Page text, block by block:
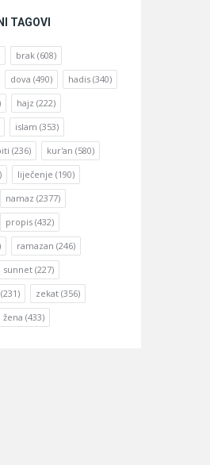
TAGOVI
brak (608)
dova (490) hadis (340)
hajz (222)
islam (353)
(236) kur'an (580)
liječenje (190)
namaz (2377)
propis (432)
ramazan (246)
sunnet (227)
(231) zekat (356)
žena (433)